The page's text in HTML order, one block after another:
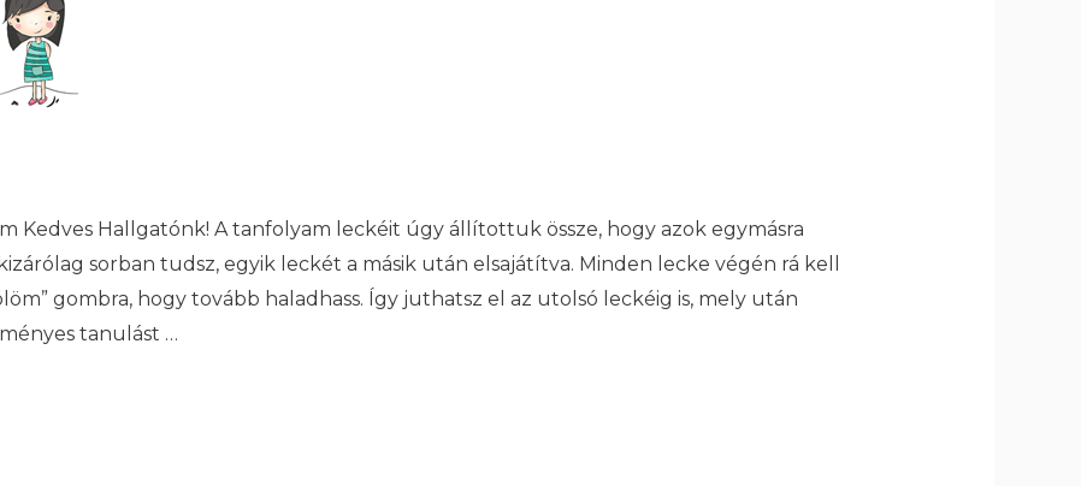
Kedves Hallgatónk! A tanfolyam leckéit úgy állítottuk össze, hogy azok egymásra
sorban tudsz, egyik leckét a másik után elsajátítva. Minden lecke végén rá kell
gombra, hogy tovább haladhass. Így juthatsz el az utolsó leckéig is, mely után
tanulást …